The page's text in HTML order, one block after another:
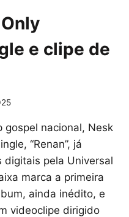
e clipe de
gospel nacional, Nesk
“Renan”, já
pela Universal
marca a primeira
ainda inédito, e
videoclipe dirigido